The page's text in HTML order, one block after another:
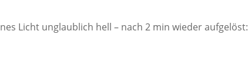
Licht unglaublich hell – nach 2 min wieder aufgelöst: